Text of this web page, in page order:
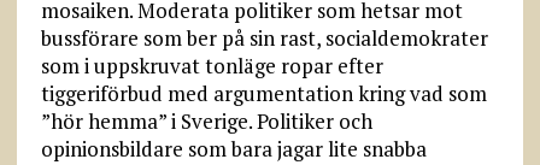
mosaiken. Moderata politiker som hetsar mot
bussförare som ber på sin rast, socialdemokrater
som i uppskruvat tonläge ropar efter
tiggeriförbud med argumentation kring vad som
”hör hemma” i Sverige. Politiker och
opinionsbildare som bara jagar lite snabba